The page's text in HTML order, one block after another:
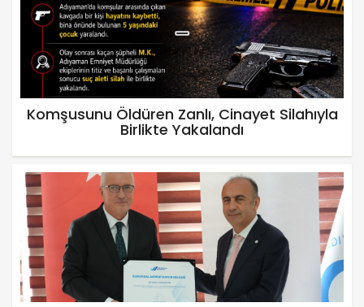
Komşusunu Öldüren Zanlı, Cinayet Silahıyla
Birlikte Yakalandı